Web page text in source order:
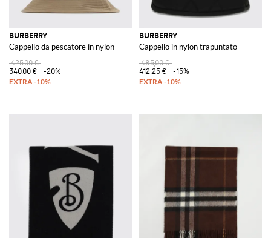
BURBERRY
Cappello da pescatore in nylon
425,00 €
340,00 €
-20%
BURBERRY
Cappello in nylon trapuntato
485,00 €
412,25 €
-15%